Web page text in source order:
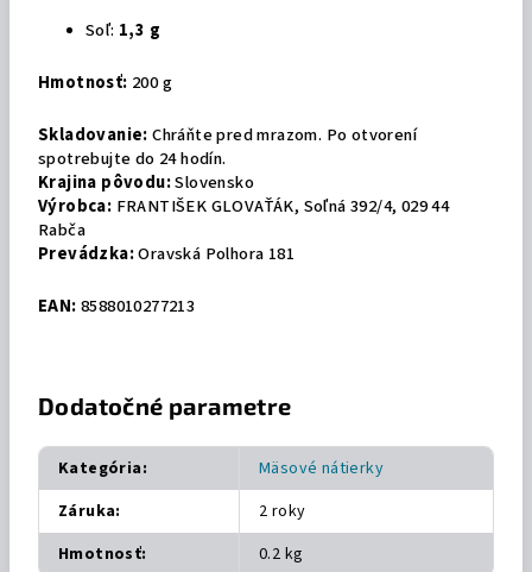
Soľ: 1,3 g
Hmotnosť: 200 g
Skladovanie:Chráňte pred mrazom. Po otvorení
spotrebujte do 24 hodín.
Krajina pôvodu:Slovensko
Výrobca: FRANTIŠEK GLOVAŤÁK, Soľná 392/4, 029 44
Rabča
Prevádzka:Oravská Polhora 181
EAN:8588010277213
Dodatočné parametre
Kategória:
Mäsové nátierky
Záruka:
2 roky
Hmotnosť: 0.2 kg